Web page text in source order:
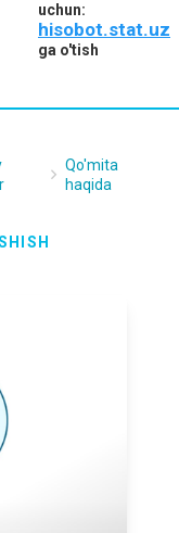
uchun:
hisobot.stat.uz
ga o'tish
Qo'mita
haqida